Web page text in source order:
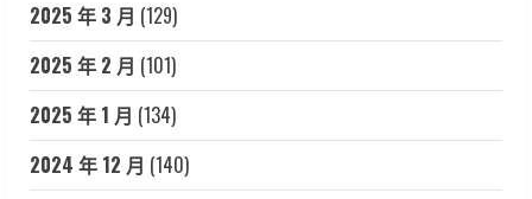
2025 年 3 月 (129)
2025 年 2 月 (101)
2025 年 1 月 (134)
2024 年 12 月 (140)